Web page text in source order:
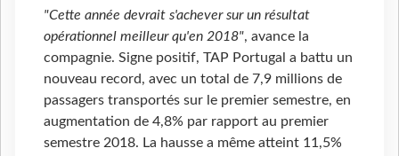
"Cette année devrait s'achever sur un résultat
opérationnel meilleur qu'en 2018", avance la
compagnie. Signe positif, TAP Portugal a battu un
nouveau record, avec un total de 7,9 millions de
passagers transportés sur le premier semestre, en
augmentation de 4,8% par rapport au premier
semestre 2018. La hausse a même atteint 11,5%